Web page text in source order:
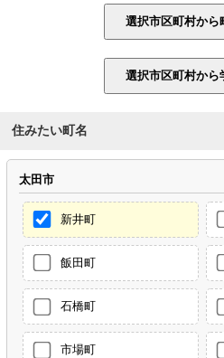
住みたい町名
太田市
新井町
飯田町
石橋町
市場町